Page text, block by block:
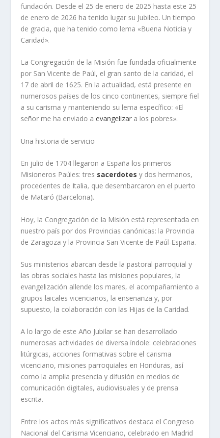
fundación. Desde el 25 de enero de 2025 hasta este 25
de enero de 2026 ha tenido lugar su Jubileo. Un tiempo
de gracia, que ha tenido como lema «Buena Noticia y
Caridad».
La Congregación de la Misión fue fundada oficialmente
por San Vicente de Paúl, el gran santo de la caridad, el
17 de abril de 1625. En la actualidad, está presente en
numerosos países de los cinco continentes, siempre fiel
a su carisma y manteniendo su lema específico: «El
señor me ha enviado aevangelizar a los pobres».
Una historia de servicio
En julio de 1704 llegaron a España los primeros
Misioneros Paúles: tres sacerdotes y dos hermanos,
procedentes de Italia, que desembarcaron en el puerto
de Mataró (Barcelona).
Hoy, la Congregación de la Misión está representada en
nuestro país por dos Provincias canónicas: la Provincia
de Zaragoza y la Provincia San Vicente de Paúl-España.
Sus ministerios abarcan desde la pastoral parroquial y
las obras sociales hasta las misiones populares, la
evangelización allende los mares, el acompañamiento a
grupos laicales vicencianos, la enseñanza y, por
supuesto, la colaboración con las Hijas de la Caridad.
A lo largo de este Año Jubilar se han desarrollado
numerosas actividades de diversa índole: celebraciones
litúrgicas, acciones formativas sobre el carisma
vicenciano, misiones parroquiales en Honduras, así
como la amplia presencia y difusión en medios de
comunicación digitales, audiovisuales y de prensa
escrita.
Entre los actos más significativos destaca el Congreso
Nacional del Carisma Vicenciano, celebrado en Madrid